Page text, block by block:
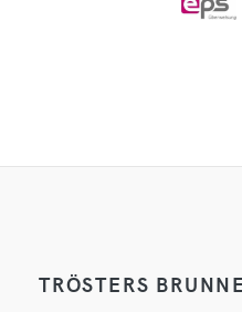
TRÖSTERS